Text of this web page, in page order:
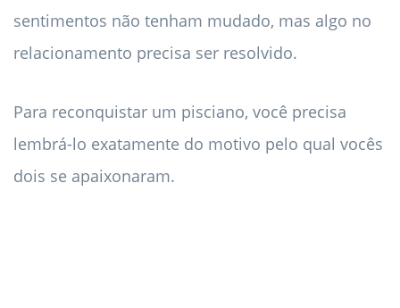
sentimentos não tenham mudado, mas algo no
relacionamento precisa ser resolvido.
Para reconquistar um pisciano, você precisa
lembrá-lo exatamente do motivo pelo qual vocês
dois se apaixonaram.